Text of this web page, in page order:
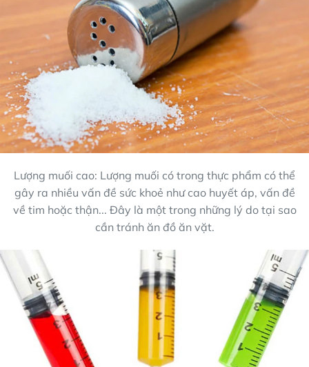
Lượng muối cao: Lượng muối có trong thực phẩm có thể
gây ra nhiều vấn đề sức khoẻ như cao huyết áp, vấn đề
về tim hoặc thận... Đây là một trong những lý do tại sao
cần tránh ăn đồ ăn vặt.